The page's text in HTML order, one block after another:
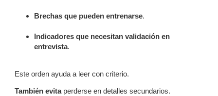
Brechas que pueden entrenarse.
Indicadores que necesitan validación en
entrevista.
Este orden ayuda a leer con criterio.
También evitaperderse en detalles secundarios.